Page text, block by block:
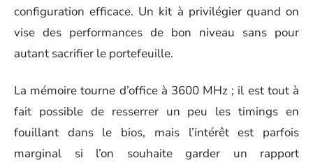
configuration efficace. Un kit à privilégier quand on
vise des performances de bon niveau sans pour
autant sacrifier le portefeuille.
La mémoire tourne d’office à 3600 MHz ; il est tout à
fait possible de resserrer un peu les timings en
fouillant dans le bios, mais l’intérêt est parfois
marginal si l’on souhaite garder un rapport